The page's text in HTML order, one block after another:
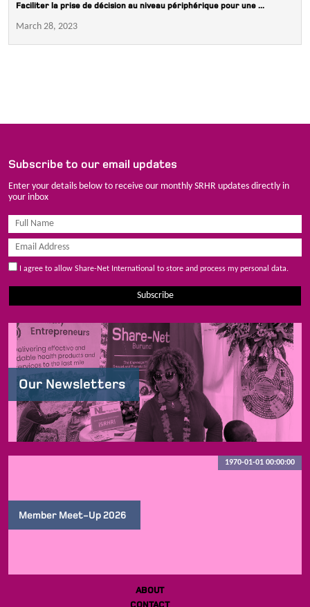
Faciliter la prise de décision au niveau périphérique pour une ...
March 28, 2023
Subscribe to our email updates
Enter your details below to receive our monthly SRHR updates directly in
your inbox
I agree to allow Share-Net International to store and process my personal data.
Subscribe
Our Newsletters
Member Meet-Up 2026
1970-01-01 00:00:00
ABOUT
CONTACT